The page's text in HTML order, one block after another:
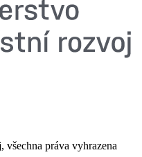
práva vyhrazena